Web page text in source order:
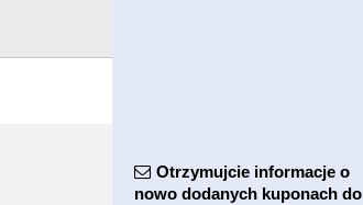
Otrzymujcie informacje o
nowo dodanych kuponach do